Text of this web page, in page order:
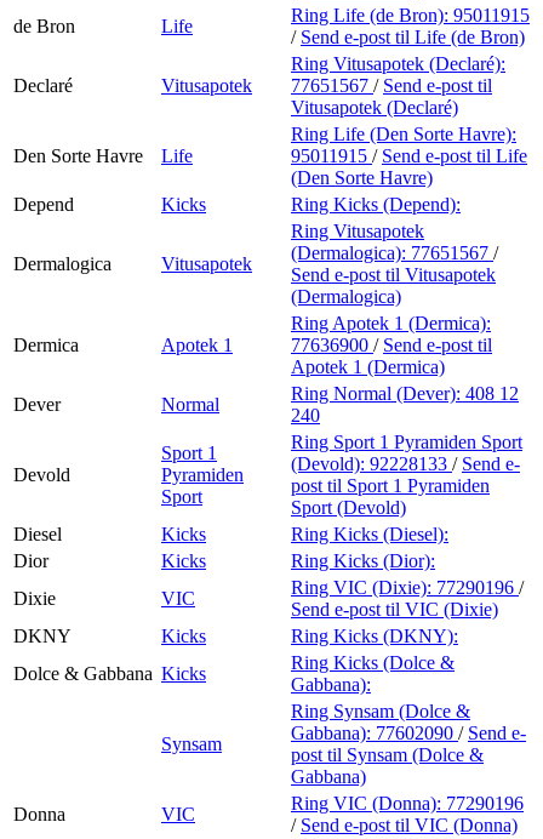
de Bron
Life
Ring Life (de Bron): 95011915
/ Send e-post til Life (de Bron)
Declaré Vitusapotek
Ring Vitusapotek (Declaré):
77651567 / Send e-post til
Vitusapotek (Declaré)
Den Sorte Havre Life
Ring Life (Den Sorte Havre):
95011915 / Send e-post til Life
(Den Sorte Havre)
Depend
Kicks Ring Kicks (Depend):
Dermalogica Vitusapotek
Ring Vitusapotek
(Dermalogica): 77651567 /
Send e-post til Vitusapotek
(Dermalogica)
Dermica Apotek 1
Ring Apotek 1 (Dermica):
77636900 / Send e-post til
Apotek 1 (Dermica)
Dever
Normal
Ring Normal (Dever): 408 12
240
Devold
Sport 1
Pyramiden
Sport
Ring Sport 1 Pyramiden Sport
(Devold): 92228133 / Send e-
post til Sport 1 Pyramiden
Sport (Devold)
Diesel
Kicks
Ring Kicks (Diesel):
Dior
Kicks
Ring Kicks (Dior):
Dixie
VIC
Ring VIC (Dixie): 77290196 /
Send e-post til VIC (Dixie)
DKNY
Kicks
Ring Kicks (DKNY):
Dolce & Gabbana Kicks
Ring Kicks (Dolce &
Gabbana):
Synsam
Ring Synsam (Dolce &
Gabbana): 77602090 / Send e-
post til Synsam (Dolce &
Gabbana)
Donna
VIC
Ring VIC (Donna): 77290196
/ Send e-post til VIC (Donna)